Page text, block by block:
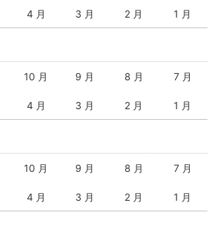
4 月 3 月 2 月 1 月
10 月 9 月 8 月 7 月
4 月 3 月 2 月 1 月
10 月 9 月 8 月 7 月
4 月 3 月 2 月 1 月